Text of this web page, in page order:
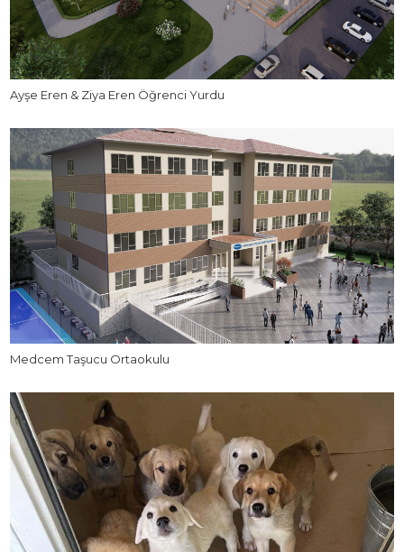
Ayşe Eren & Ziya Eren Öğrenci Yurdu
Medcem Taşucu Ortaokulu